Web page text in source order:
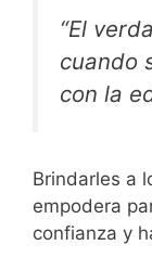
“El
cuando
con la
Brindarles a
empodera
confianza y